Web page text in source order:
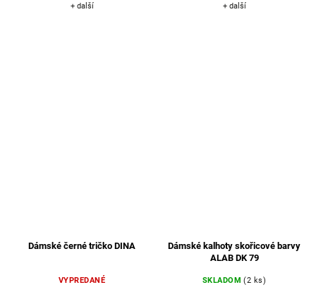
+ další + další
Dámské černé tričko DINA
VYPREDANÉ
Dámské kalhoty skořicové barvy
ALAB DK 79
SKLADOM (2 ks)